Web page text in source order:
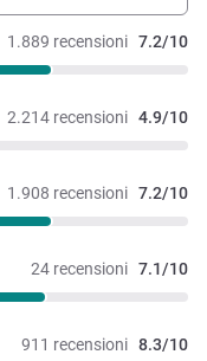
1.889 recensioni 7.2/10
2.214 recensioni 4.9/10
1.908 recensioni 7.2/10
24 recensioni 7.1/10
911 recensioni 8.3/10